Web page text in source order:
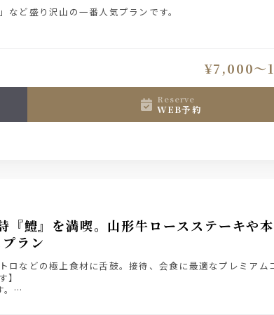
ど盛り沢山の一番人気プランです。
。
¥7,000〜
reserve
WEB予約
鱧』を満喫。山形牛ロースステーキや
ラン
などの極上食材に舌鼓。接待、会食に最適なプレミアム
】